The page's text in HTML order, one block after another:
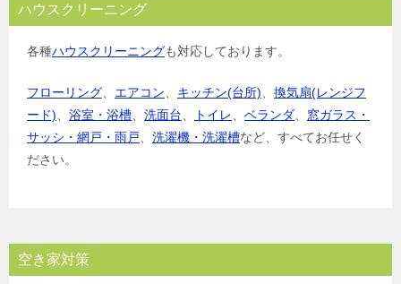
ハウスクリーニング
各種ハウスクリーニングも対応しております。
フローリング エアコン キッチン(台所)
換気扇(レンジフ
ード)
浴室・浴槽 洗面台 トイレ ベランダ
窓ガラス・
サッシ・網戸・雨戸
洗濯機・洗濯槽など、すべてお任せく
ださい。
空き家対策